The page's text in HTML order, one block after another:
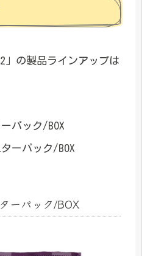
」の製品ラインアップは
パック/BOX
ーパック/BOX
ーパック/BOX